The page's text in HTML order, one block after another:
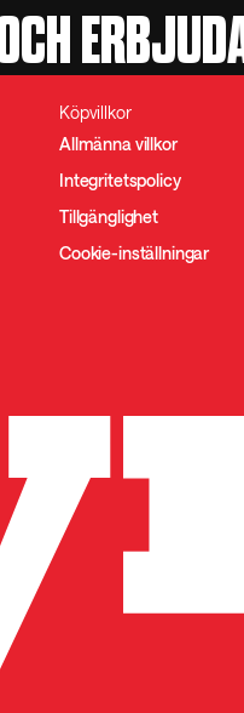
Köpvillkor
Allmänna villkor
Integritetspolicy
Tillgänglighet
Cookie-inställningar